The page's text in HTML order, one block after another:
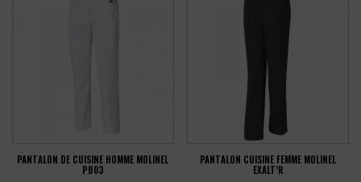
PANTALON DE CUISINE HOMME MOLINEL
PB03
PANTALON CUISINE FEMME MOLINEL
EXALT’R